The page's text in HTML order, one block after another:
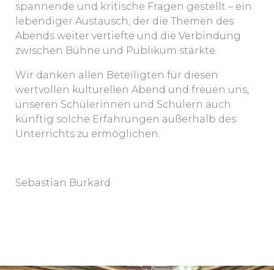
spannende und kritische Fragen gestellt – ein
lebendiger Austausch, der die Themen des
Abends weiter vertiefte und die Verbindung
zwischen Bühne und Publikum stärkte.
Wir danken allen Beteiligten für diesen
wertvollen kulturellen Abend und freuen uns,
unseren Schülerinnen und Schülern auch
künftig solche Erfahrungen außerhalb des
Unterrichts zu ermöglichen.
Sebastian Burkard